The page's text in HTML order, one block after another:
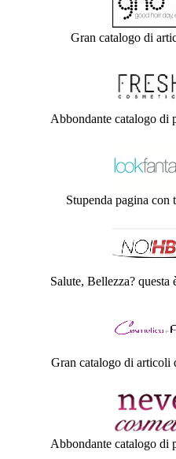
Gran catalogo di
Abbondante catalogo di
Stupenda pagina con
Salute, Bellezza? questa
Gran catalogo di articoli
Abbondante catalogo di